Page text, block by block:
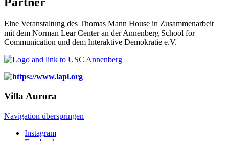
Eine Veranstaltung des Thomas Mann House in Zusammenarbeit
mit dem Norman Lear Center an der Annenberg School for
Communication und dem Interaktive Demokratie e.V.
VillaAurora
Navigation überspringen
Instagram